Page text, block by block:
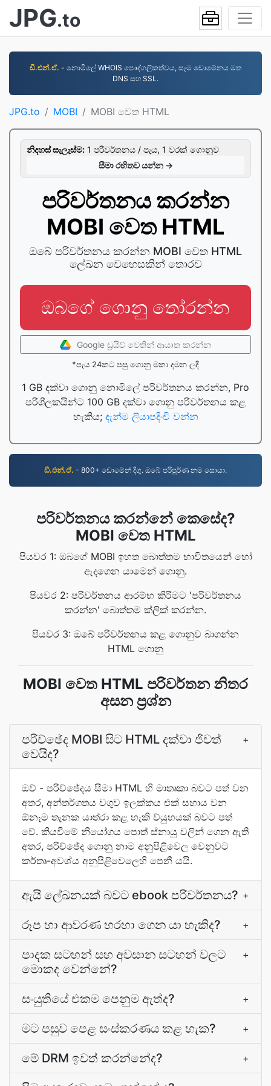
JPG.to
ඩී.එන්.ඒ. - නොමිලේ WHOIS පෞද්ගලිකත්වය, සෑම ඩොමේනය මත
DNS සහ SSL.
JPG.to MOBI MOBI වෙත HTML
නිදහස් සැලැස්ම: 1 පරිවර්තනය / පැය, 1 වරක් ගොනුව
සීමා රහිතව යන්න →
පරිවර්තනය කරන්න
MOBI වෙත HTML
ඔබේ පරිවර්තනය කරන්න MOBI වෙත HTML
ලේඛන වෙහෙසකින් තොරව
ඔබගේ ගොනු තෝරන්න
Google ඩ්‍රයිව් වෙතින් ආයාත කරන්න
*පැය 24කට පසු ගොනු මකා දමන ලදී
1 GB දක්වා ගොනු නොමිලේ පරිවර්තනය කරන්න, Pro
පරිශීලකයින්ට 100 GB දක්වා ගොනු පරිවර්තනය කළ
හැකිය; දැන්ම ලියාපදිංචි වන්න
ඩී.එන්.ඒ. - 800+ ඩොමේන් දිගු. ඔබේ පරිපූර්ණ නම සොයා.
පරිවර්තනය කරන්නේ කෙසේද?
MOBI වෙත HTML
පියවර 1: ඔබගේ MOBI ඉහත බොත්තම භාවිතයෙන් හෝ
ඇදගෙන යාමෙන් ගොනු.
පියවර 2: පරිවර්තනය ආරම්භ කිරීමට 'පරිවර්තනය
කරන්න' බොත්තම ක්ලික් කරන්න.
පියවර 3: ඔබේ පරිවර්තනය කළ ගොනුව බාගන්න
HTML ගොනු
MOBI වෙත HTML පරිවර්තන නිතර
අසන ප්‍රශ්න
පරිච්ඡේද MOBI සිට HTML දක්වා ජිවත්
වෙයිද?
+
ඔව් - පරිච්ඡේදය සීමා HTML හි මාතෘකා බවට පත් වන
අතර, අන්තර්ගතය වගුව ඉලක්කය එක් සහාය වන
ඕනෑම තැනක යාත්රා කළ හැකි ව්යුහයක් බවට පත්
වේ. කියවීමේ නියෝගය පොත් ස්නායු වලින් ගෙන ඇති
අතර, පරිච්ඡේද ගොනු නාම අනුපිළිවෙල වෙනුවට
කර්තෘ-අවශ්ය අනුපිළිවෙලෙහි පෙනී යයි.
ඇයි ලේඛනයක් බවට ebook පරිවර්තනය? +
රූප හා ආවරණ හරහා ගෙන යා හැකිද? +
පාදක සටහන් සහ අවසාන සටහන් වලට
මොකද වෙන්නේ?
+
සංයුතියේ එකම පෙනුම ඇත්ද? +
මට පසුව පෙළ සංස්කරණය කළ හැක? +
මේ DRM ඉවත් කරන්නේද? +